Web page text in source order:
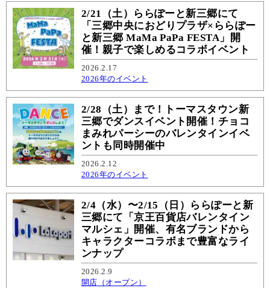
2/21（土）ららぽーと新三郷にて
「三郷中央におどりプラザ×ららぽー
と新三郷 MaMa PaPa FESTA」開
催！親子で楽しめるコラボイベント
2026.2.17
2026年のイベント
2/28（土）まで！トーマスタウン新
三郷でダンスイベント開催！チョコ
まみれパーシーのバレンタインイベ
ントも同時開催中
2026.2.12
2026年のイベント
2/4（水）〜2/15（日）ららぽーと新
三郷にて「京王百貨店バレンタイン
マルシェ」開催、有名ブランドから
キャラクターコラボまで豊富なライ
ンナップ
2026.2.9
開店（オープン）